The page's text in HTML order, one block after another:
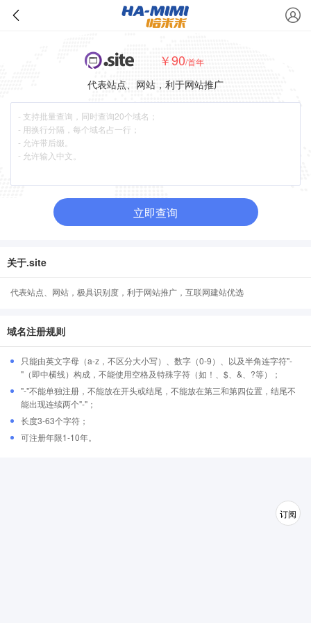
￥90/首年
代表站点、网站，利于网站推广
立即查询
关于.site
代表站点、网站，极具识别度，利于网站推广，互联网建站优选
域名注册规则
只能由英文字母（a-z，不区分大小写）、数字（0-9）、以及半角连字符"-
"（即中横线）构成，不能使用空格及特殊字符（如！、$、&、?等）；
"-"不能单独注册，不能放在开头或结尾，不能放在第三和第四位置，结尾不
能出现连续两个"-"；
长度3-63个字符；
可注册年限1-10年。
订阅